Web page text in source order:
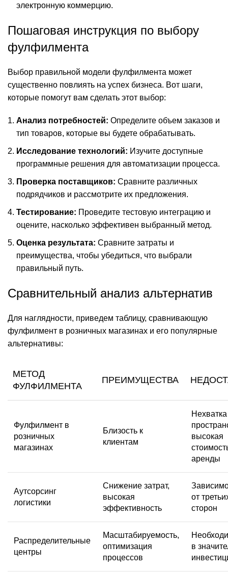
электронную коммерцию.
Пошаговая инструкция по выбору
фулфилмента
Выбор правильной модели фулфилмента может
существенно повлиять на успех бизнеса. Вот шаги,
которые помогут вам сделать этот выбор:
Анализ потребностей: Определите объем заказов и
тип товаров, которые вы будете обрабатывать.
Исследование технологий: Изучите доступные
программные решения для автоматизации процесса.
Проверка поставщиков: Сравните различных
подрядчиков и рассмотрите их предложения.
Тестирование: Проведите тестовую интеграцию и
оцените, насколько эффективен выбранный метод.
Оценка результата: Сравните затраты и
преимущества, чтобы убедиться, что выбрали
правильный путь.
Сравнительный анализ альтернатив
Для наглядности, приведем таблицу, сравнивающую
фулфилмент в розничных магазинах и его популярные
альтернативы:
МЕТОД
ФУЛФИЛМЕНТА
ПРЕИМУЩЕСТВА
Фулфилмент в
розничных
магазинах
Близость к
клиентам
Нехватка
высокая
аренды
Аутсорсинг
логистики
Снижение затрат,
высокая
эффективность
от
сторон
Распределительные
центры
Масштабируемость,
оптимизация
процессов
в